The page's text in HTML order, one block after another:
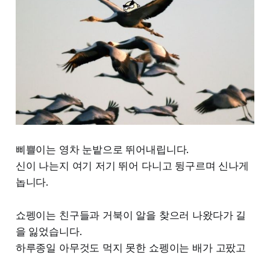
삐쁠이는 영차 눈밭으로 뛰어내립니다.
신이 나는지 여기 저기 뛰어 다니고 뒹구르며 신나게
놉니다.
쇼펭이는 친구들과 거북이 알을 찾으러 나왔다가 길
을 잃었습니다.
하루종일 아무것도 먹지 못한 쇼펭이는 배가 고팠고